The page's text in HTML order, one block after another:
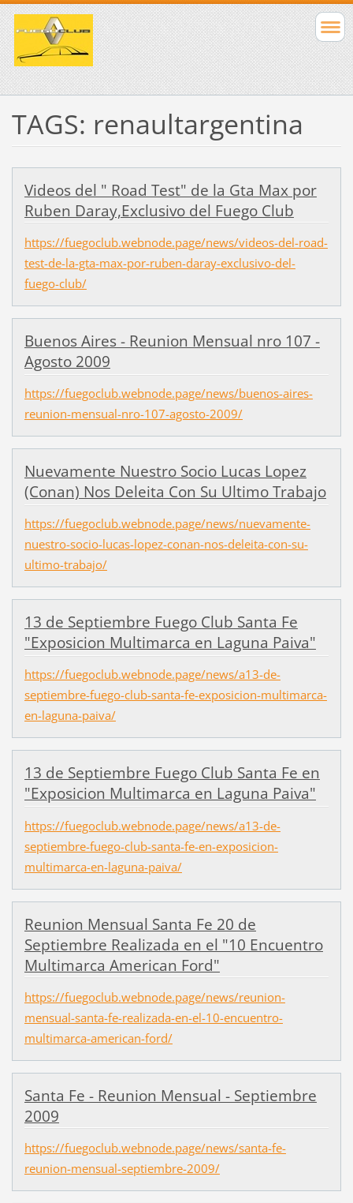
TAGS: renaultargentina
Videos del " Road Test" de la Gta Max por
Ruben Daray,Exclusivo del Fuego Club
https://fuegoclub.webnode.page/news/videos-del-road-
test-de-la-gta-max-por-ruben-daray-exclusivo-del-
fuego-club/
Buenos Aires - Reunion Mensual nro 107 -
Agosto 2009
https://fuegoclub.webnode.page/news/buenos-aires-
reunion-mensual-nro-107-agosto-2009/
Nuevamente Nuestro Socio Lucas Lopez
(Conan) Nos Deleita Con Su Ultimo Trabajo
https://fuegoclub.webnode.page/news/nuevamente-
nuestro-socio-lucas-lopez-conan-nos-deleita-con-su-
ultimo-trabajo/
13 de Septiembre Fuego Club Santa Fe
"Exposicion Multimarca en Laguna Paiva"
https://fuegoclub.webnode.page/news/a13-de-
septiembre-fuego-club-santa-fe-exposicion-multimarca-
en-laguna-paiva/
13 de Septiembre Fuego Club Santa Fe en
"Exposicion Multimarca en Laguna Paiva"
https://fuegoclub.webnode.page/news/a13-de-
septiembre-fuego-club-santa-fe-en-exposicion-
multimarca-en-laguna-paiva/
Reunion Mensual Santa Fe 20 de
Septiembre Realizada en el "10 Encuentro
Multimarca American Ford"
https://fuegoclub.webnode.page/news/reunion-
mensual-santa-fe-realizada-en-el-10-encuentro-
multimarca-american-ford/
Santa Fe - Reunion Mensual - Septiembre
2009
https://fuegoclub.webnode.page/news/santa-fe-
reunion-mensual-septiembre-2009/